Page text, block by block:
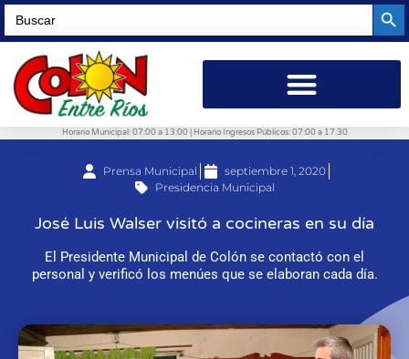
Search
for:
Horario Municipal: 07:00 a 13:00 | Horario Ingresos Públicos: 07:00 a 17:30
Prensa Municipal
septiembre 1, 2020
Presidencia Municipal
José Luis Walser visitó a cocineras en su día
El Presidente Municipal de Colón se contactó con el
personal y verificó los menúes que se elaboran cada día.